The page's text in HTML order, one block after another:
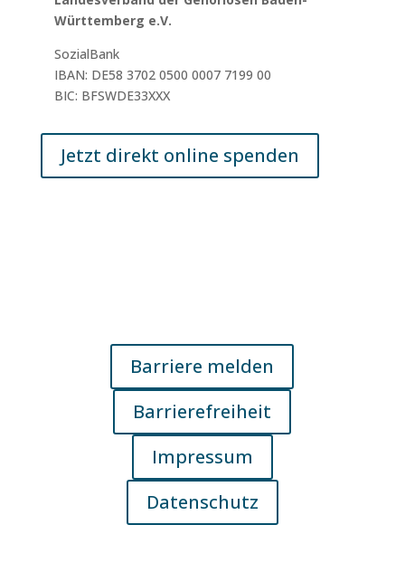
Württemberg e.V.
SozialBank
IBAN: DE58 3702 0500 0007 7199 00
BIC: BFSWDE33XXX
Jetzt direkt online spenden
Barriere melden
Barrierefreiheit
Impressum
Datenschutz